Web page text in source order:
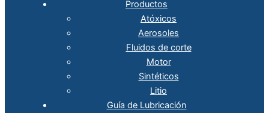
Productos
Atóxicos
Aerosoles
Fluidos de corte
Motor
Sintéticos
Litio
Guía de Lubricación